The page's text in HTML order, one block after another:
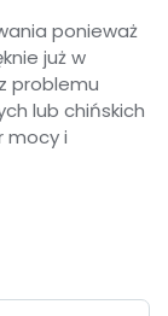
ponieważ
już w
problemu
lub chińskich
mocy i